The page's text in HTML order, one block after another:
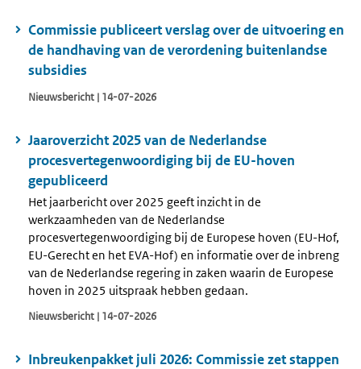
Commissie publiceert verslag over de uitvoering en
de handhaving van de verordening buitenlandse
subsidies
Nieuwsbericht | 14-07-2026
Jaaroverzicht 2025 van de Nederlandse
procesvertegenwoordiging bij de EU-hoven
gepubliceerd
Het jaarbericht over 2025 geeft inzicht in de
werkzaamheden van de Nederlandse
procesvertegenwoordiging bij de Europese hoven (EU-Hof,
EU-Gerecht en het EVA-Hof) en informatie over de inbreng
van de Nederlandse regering in zaken waarin de Europese
hoven in 2025 uitspraak hebben gedaan.
Nieuwsbericht | 14-07-2026
Inbreukenpakket juli 2026: Commissie zet stappen